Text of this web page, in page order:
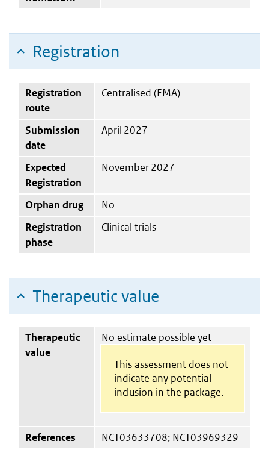
Registration
Registration
route
Centralised (EMA)
Submission
date
April 2027
Expected
Registration
November 2027
Orphan drug
No
Registration
phase
Clinical trials
Therapeutic value
Therapeutic
value
No estimate possible yet
This assessment does not
indicate any potential
inclusion in the package.
References NCT03633708; NCT03969329